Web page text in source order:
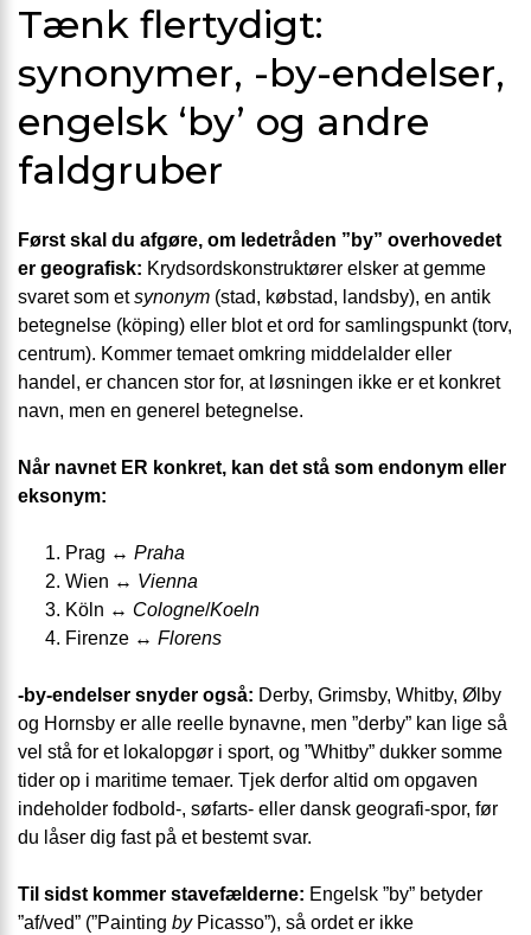
Tænk flertydigt:
synonymer, -by-endelser,
engelsk ‘by’ og andre
faldgruber
Først skal du afgøre, om ledetråden ”by” overhovedet
er geografisk: Krydsordskonstruktører elsker at gemme
svaret som etsynonym (stad, købstad, landsby), en antik
betegnelse (köping) eller blot et ord for samlingspunkt (torv,
centrum). Kommer temaet omkring middelalder eller
handel, er chancen stor for, at løsningen ikke er et konkret
navn, men en generel betegnelse.
Når navnet ER konkret, kan det stå som endonym eller
eksonym:
Prag ↔ Praha
Wien ↔ Vienna
Köln ↔ Cologne/Koeln
Firenze ↔ Florens
-by-endelser snyder også: Derby, Grimsby, Whitby, Ølby
og Hornsby er alle reelle bynavne, men ”derby” kan lige så
vel stå for et lokalopgør i sport, og ”Whitby” dukker somme
tider op i maritime temaer. Tjek derfor altid om opgaven
indeholder fodbold-, søfarts- eller dansk geografi-spor, før
du låser dig fast på et bestemt svar.
Til sidst kommer stavefælderne: Engelsk ”by” betyder
”af/ved” (”Painting byPicasso”), så ordet er ikke